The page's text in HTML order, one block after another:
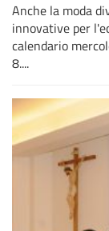
Anche la moda
innovative per
calendario
8....